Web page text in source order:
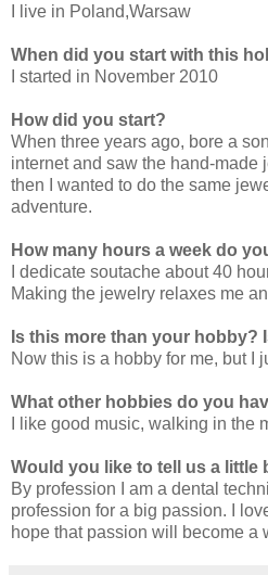
I live in Poland,Warsaw
When did you start with this
I started in November 2010
How did you start?
When three years ago, bore a
internet and saw the hand-made
then I wanted to do the same
adventure.
How many hours a week do
I dedicate soutache about 40
Making the jewelry relaxes me
Is this more than your hobby?
Now this is a hobby for me, but I
What other hobbies do you
I like good music, walking in the
Would you like to tell us a little
By profession I am a dental
profession for a big passion. I
hope that passion will become a